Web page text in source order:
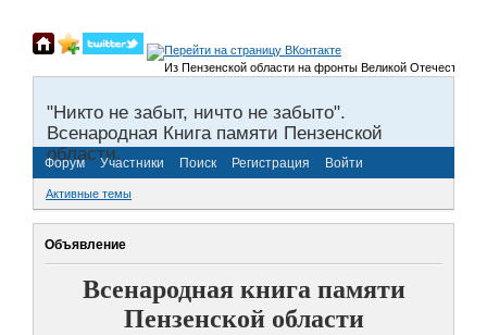
Из Пензенской области на фронты Великой
"Никто не забыт, ничто не забыто".
Всенародная Книга памяти Пензенской
области.
Форум Участники Поиск Регистрация Войти
Активные темы
Объявление
Всенародная книга памяти
Пензенской области